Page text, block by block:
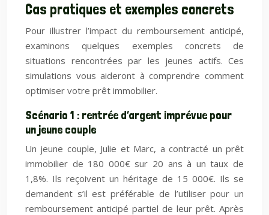
Cas pratiques et exemples concrets
Pour illustrer l’impact du remboursement anticipé,
examinons quelques exemples concrets de
situations rencontrées par les jeunes actifs. Ces
simulations vous aideront à comprendre comment
optimiser votre prêt immobilier.
Scénario 1 : rentrée d’argent imprévue pour
un jeune couple
Un jeune couple, Julie et Marc, a contracté un prêt
immobilier de 180 000€ sur 20 ans à un taux de
1,8%. Ils reçoivent un héritage de 15 000€. Ils se
demandent s’il est préférable de l’utiliser pour un
remboursement anticipé partiel de leur prêt. Après